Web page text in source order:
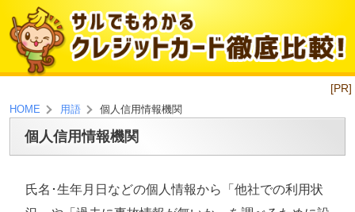
[PR]
HOME 用語 個人信用情報機関
個人信用情報機関
氏名･生年月日などの個人情報から「他社での利用状